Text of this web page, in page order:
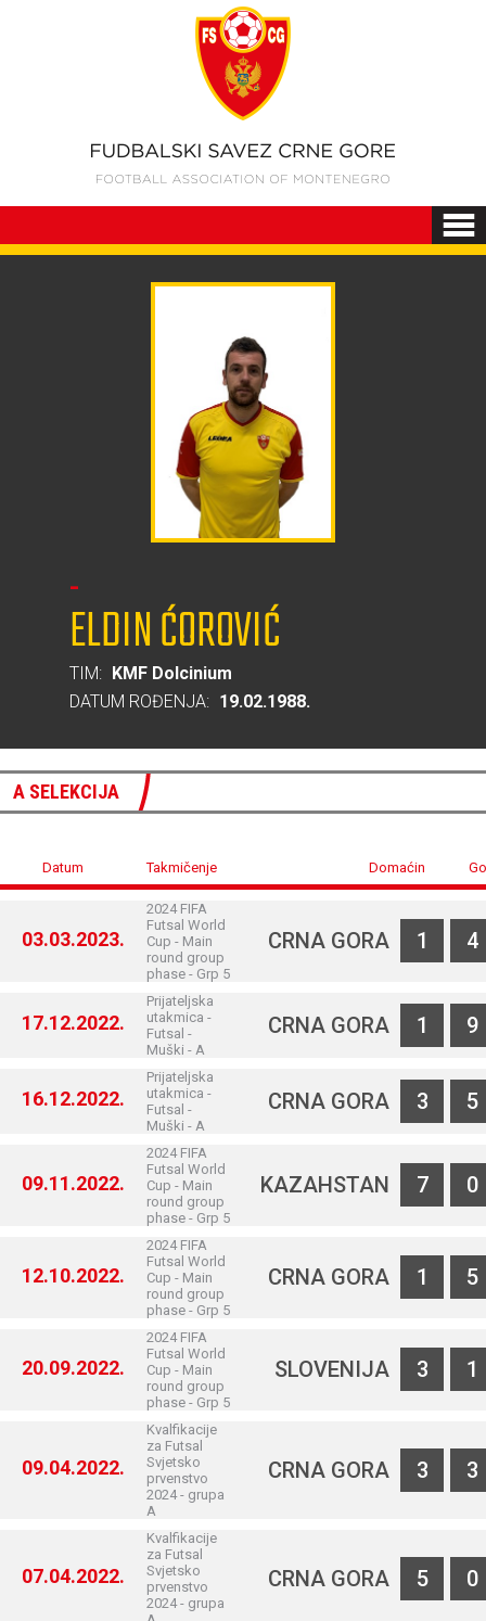
-
ELDIN ĆOROVIĆ
TIM: KMF Dolcinium
DATUM ROĐENJA: 19.02.1988.
A SELEKCIJA
Datum Takmičenje Domaćin
03.03.2023.
2024 FIFA
Futsal World
Cup - Main
round group
phase - Grp 5
CRNA GORA 1 4
17.12.2022.
Prijateljska
utakmica -
Futsal -
Muški - A
CRNA GORA 1 9
16.12.2022.
Prijateljska
utakmica -
Futsal -
Muški - A
CRNA GORA 3 5
09.11.2022.
2024 FIFA
Futsal World
Cup - Main
round group
phase - Grp 5
KAZAHSTAN 7 0
12.10.2022.
2024 FIFA
Futsal World
Cup - Main
round group
phase - Grp 5
CRNA GORA 1 5
20.09.2022.
2024 FIFA
Futsal World
Cup - Main
round group
phase - Grp 5
SLOVENIJA 3 1
09.04.2022.
Kvalfikacije
za Futsal
Svjetsko
prvenstvo
2024 - grupa
A
CRNA GORA 3 3
07.04.2022.
Kvalfikacije
za Futsal
Svjetsko
prvenstvo
2024 - grupa
CRNA GORA 5 0